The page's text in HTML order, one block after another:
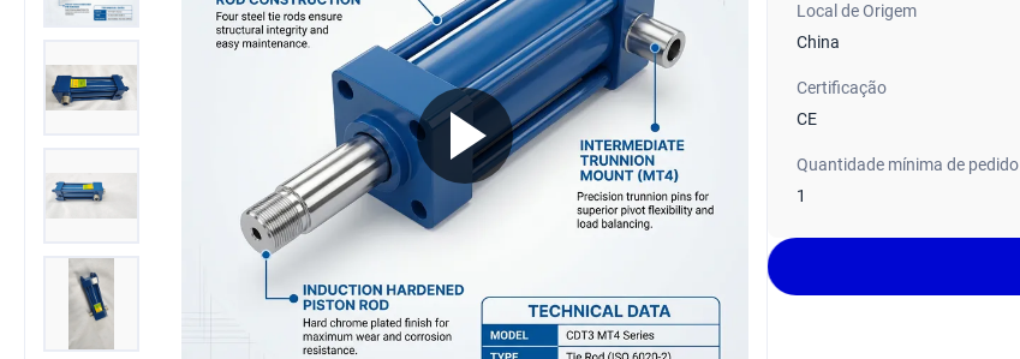
Local de Origem
China
Certificação
CE
Quantidade mínima de pedido
1